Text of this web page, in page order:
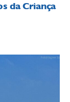
da Criança